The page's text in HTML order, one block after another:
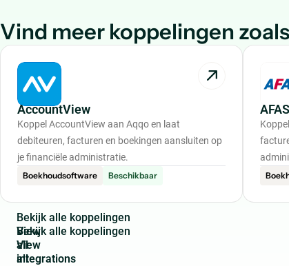
Vind meer koppelingen
AccountView
Koppel AccountView aan Aqqo en laat
debiteuren, facturen en boekingen aansluiten op
je financiële administratie.
Boekhoudsoftware
Beschikbaar
AFAS
Bekijk alle koppelingen
View
all
integrations